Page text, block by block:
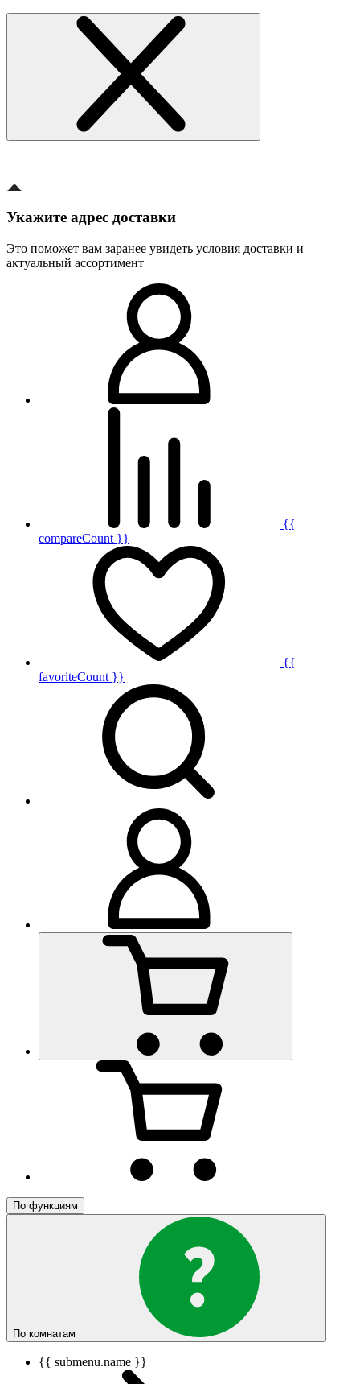
Укажите адрес доставки
Это поможет вам заранее увидеть условия доставки и
актуальный ассортимент
{{
compareCount }}
{{
favoriteCount }}
По функциям
По комнатам
{{ submenu.name }}